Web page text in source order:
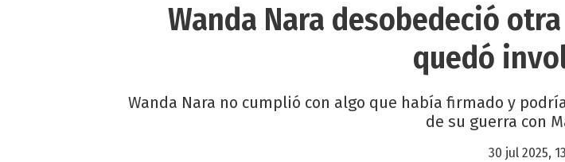
Wanda Nara desobedeció
quedó
Wanda Nara no cumplió con algo que había firmado y
de su guerra con
30 jul 2025,